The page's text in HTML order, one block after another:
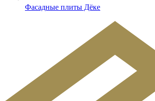
Фасадные плиты Дёке